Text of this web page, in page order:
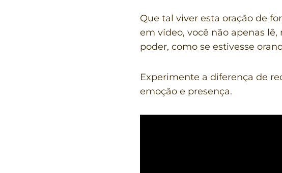
Que tal viver esta oração de
em vídeo, você não apenas
poder, como se estivesse
Experimente a diferença de
emoção e presença.